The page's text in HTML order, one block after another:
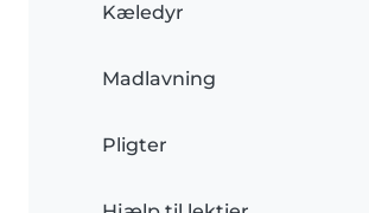
Kæledyr
Madlavning
Pligter